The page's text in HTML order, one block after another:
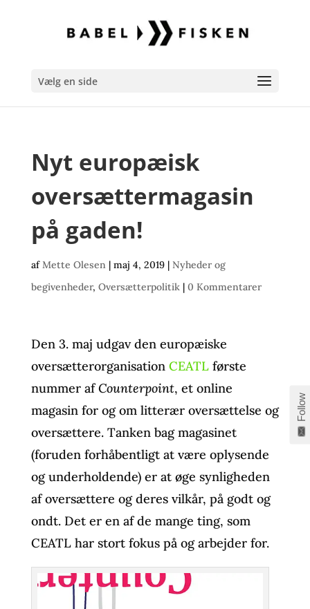
Vælg en side
Nyt europæisk
oversættermagasin
på gaden!
afMette Olesen| maj 4, 2019| Nyheder og
begivenheder, Oversætterpolitik| 0 Kommentarer
Den 3. maj udgav den europæiske
oversætterorganisation CEATLførste
nummer afCounterpoint, et online
magasin for og om litterær oversættelse og
oversættere. Tanken bag magasinet
(foruden forhåbentligt at være oplysende
og underholdende) er at øge synligheden
af oversættere og deres vilkår, på godt og
ondt. Det er en af de mange ting, som
CEATL har stort fokus på og arbejder for.
Follow